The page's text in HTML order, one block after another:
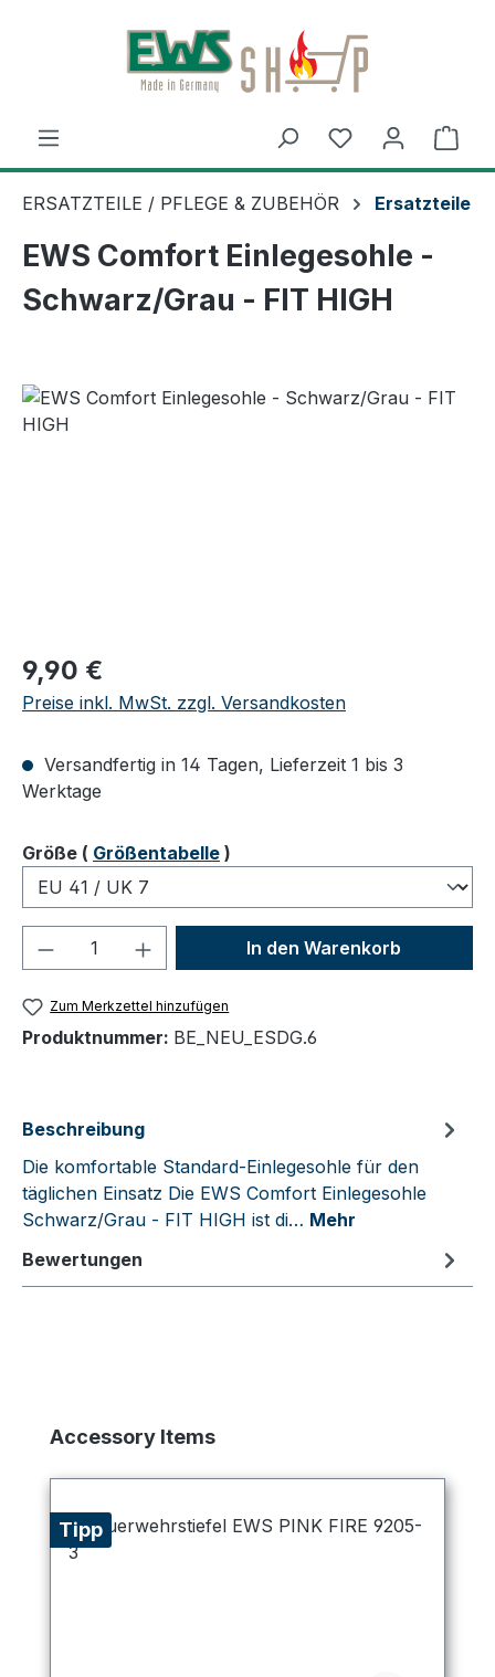
Zum Hauptinhalt springen
ERSATZTEILE / PFLEGE & ZUBEHÖR Ersatzteile
EWS Comfort Einlegesohle -
Schwarz/Grau - FIT HIGH
Regulärer Preis:
9,90 €
Preise inkl. MwSt. zzgl. Versandkosten
Versandfertig in 14 Tagen, Lieferzeit 1 bis 3
Werktage
Größeauswählen
( Größentabelle )
Produkt Anzahl: Gib denIn den Warenkorb
Zum Merkzettel hinzufügen
Produktnummer: BE_NEU_ESDG.6
Beschreibung
Die komfortable Standard-Einlegesohle für den
täglichen Einsatz Die EWS Comfort Einlegesohle
Schwarz/Grau - FIT HIGH ist di… Mehr
Bewertungen
Produktgalerie überspringen
Accessory Items
Tipp